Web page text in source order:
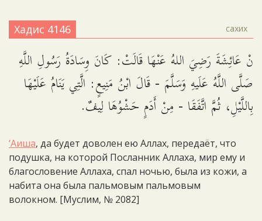
Хадис 4146 сахих
نْ عَائِشَةَ رَضِيَ اللهُ عَنْهَا قَالَتْ: كَانَ وِسَادَةُ رَسُولِ اللَّهِ
صَلَّى اللَّهُ عَلَيهِ وَسَلَّمَ - قَالَ ابْنُ مَنِيعٍ: الَّتِي يَنَامُ عَلَيْهَا
بِاللَّيْلِ، ثُمَّ اتَّفَقَا - مِنْ أَدَمٍ حَشْوُهَا لِيفٌ.
‘Аиша, да будет доволен ею Аллах, передаёт, что
подушка, на которой Посланник Аллаха, мир ему и
благословение Аллаха, спал ночью, была из кожи, а
набита она была пальмовым пальмовым
волокном. [Муслим, № 2082]